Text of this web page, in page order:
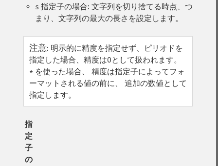
s 指定子の場合: 文字列を切り捨てる時点、つ
まり、文字列の最大の長さを設定します。
注意: 明示的に精度を指定せず、ピリオドを
指定した場合、精度は0として扱われます。
* を使った場合、 精度は指定子によってフォ
ーマットされる値の前に、 追加の数値として
指定します。
指
定
子
の